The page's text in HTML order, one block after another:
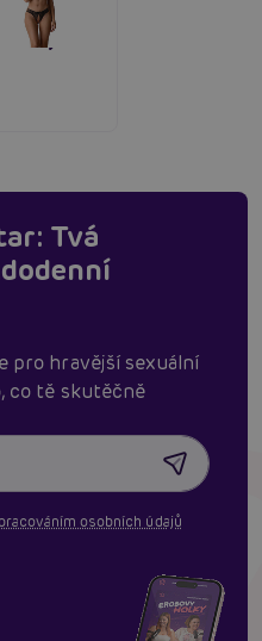
Tvá
pro hravější sexuální
co tě skutěčně
osobních údajů